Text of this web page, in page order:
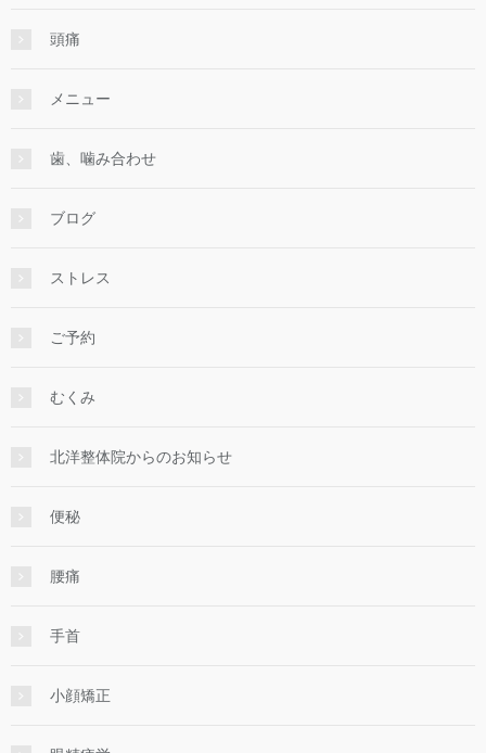
頭痛
メニュー
歯、噛み合わせ
ブログ
ストレス
ご予約
むくみ
北洋整体院からのお知らせ
便秘
腰痛
手首
小顔矯正